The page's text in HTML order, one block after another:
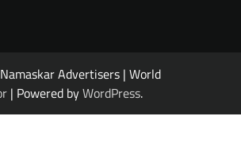
Advertisers | World
| Powered byWordPress.